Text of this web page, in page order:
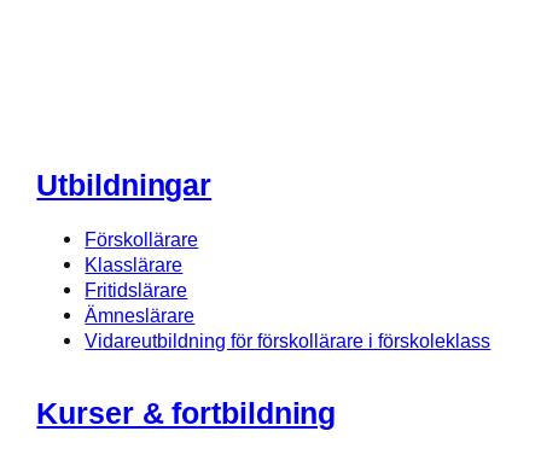
Utbildningar
Förskollärare
Klasslärare
Fritidslärare
Ämneslärare
Vidareutbildning för förskollärare i förskoleklass
Kurser & fortbildning